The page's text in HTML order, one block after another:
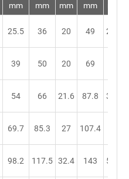
mm mm mm mm
25.5 36 20 49 24.5
39 50 20 69
54 66 21.6 87.8 31.3
69.7 85.3 27 107.4
98.2 117.5 32.4 143 51.5